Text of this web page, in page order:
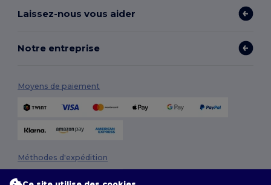
Laissez-nous vous aider
Notre entreprise
Moyens de paiement
Méthodes d'expédition